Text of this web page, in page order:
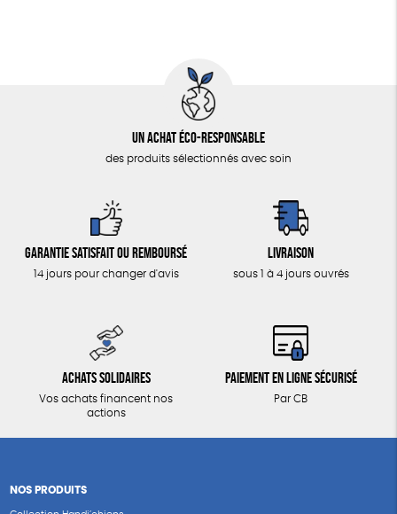
Un achat éco-responsable
des produits sélectionnés avec soin
Garantie satisfait ou remboursé
14 jours pour changer d'avis
Livraison
sous 1 à 4 jours ouvrés
Achats solidaires
Vos achats financent nos
actions
Paiement en ligne sécurisé
Par CB
NOS PRODUITS